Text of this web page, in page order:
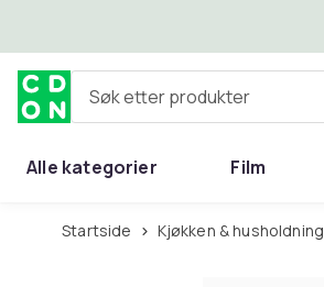
Søk etter produkter
Alle kategorier Film
Startside Kjøkken & husholdning